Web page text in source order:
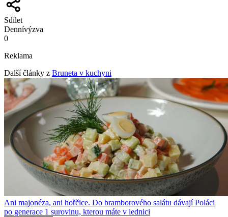
Sdílet
Dennívýzva
0
Reklama
Další články z Bruneta v kuchyni
Ani majonéza, ani hořčice. Do bramborového salátu dávají Poláci
po generace 1 surovinu, kterou máte v lednici